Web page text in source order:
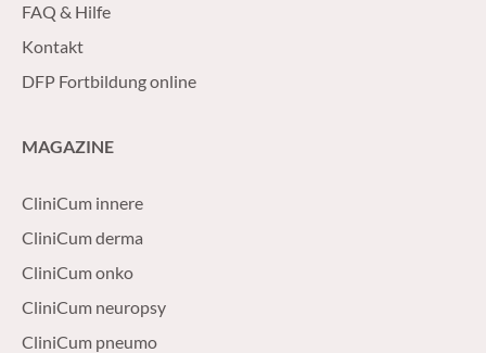
FAQ & Hilfe
Kontakt
DFP Fortbildung online
MAGAZINE
CliniCum innere
CliniCum derma
CliniCum onko
CliniCum neuropsy
CliniCum pneumo